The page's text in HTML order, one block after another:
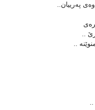
په‌رییان..
..
..